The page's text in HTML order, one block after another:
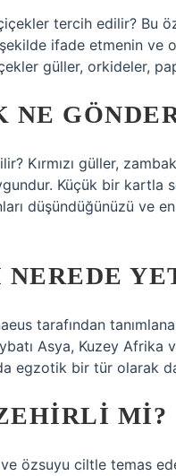
tercih edilir? Bu
şekilde ifade etmenin
güller, orkideler,
NE
Kırmızı güller,
Küçük bir kartla
düşündüğünüzü ve
tarafından
Asya, Kuzey Afrika
egzotik bir tür olarak
MI?
özsuyu ciltle temas